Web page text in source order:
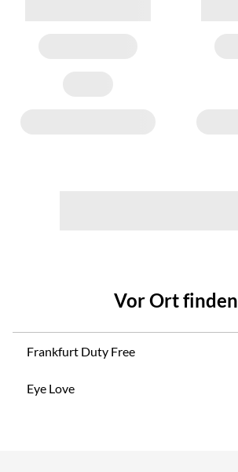
Vor Ort finden
Frankfurt Duty Free
Eye Love